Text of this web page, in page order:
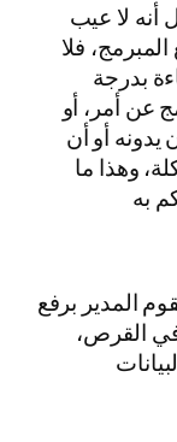
أنه لا عيب
فلا
بدرجة
عن أمر، أو
أو أن
وهذا ما
به
المدير برفع
القرص،